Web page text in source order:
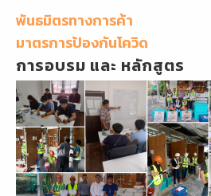
พันธมิตรทางการค้า
มาตรการป้องกันโควิด
การอบรม และ หลักสูตร